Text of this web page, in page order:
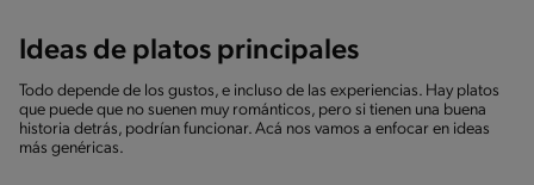
Ideas de platos principales
Todo depende de los gustos, e incluso de las experiencias. Hay platos
que puede que no suenen muy románticos, pero si tienen una buena
historia detrás, podrían funcionar. Acá nos vamos a enfocar en ideas
más genéricas.